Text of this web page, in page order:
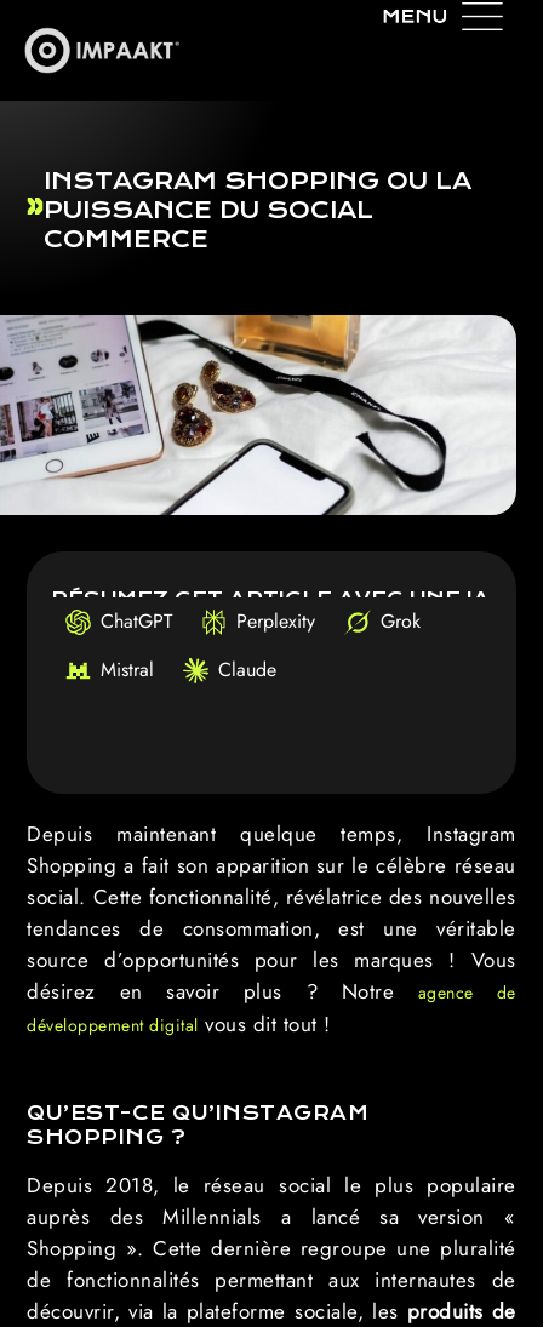
INSTAGRAM SHOPPING OU LA
PUISSANCE DU SOCIAL
COMMERCE
RÉSUMEZ CET ARTICLE AVEC UNE IA
ChatGPT Perplexity
Grok
Mistral
Claude
Depuis maintenant quelque temps, Instagram
Shopping a fait son apparition sur le célèbre réseau
social. Cette fonctionnalité, révélatrice des nouvelles
tendances de consommation, est une véritable
source d’opportunités pour les marques ! Vous
désirez en savoir plus ? Notre
agence de
développement digital vous dit tout !
QU’EST-CE QU’INSTAGRAM
SHOPPING ?
Depuis 2018, le réseau social le plus populaire
auprès des Millennials a lancé sa version «
Shopping ». Cette dernière regroupe une pluralité
de fonctionnalités permettant aux internautes de
découvrir, via la plateforme sociale, les produits de